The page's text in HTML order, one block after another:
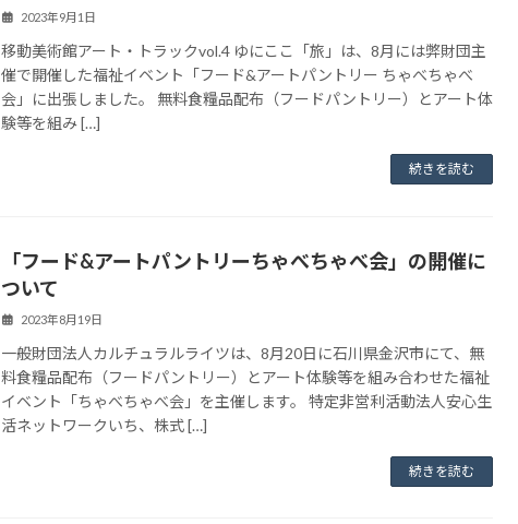
2023年9月1日
移動美術館アート・トラックvol.4 ゆにここ「旅」は、8月には弊財団主
催で開催した福祉イベント「フード&アートパントリー ちゃべちゃべ
会」に出張しました。 無料食糧品配布（フードパントリー）とアート体
験等を組み […]
続きを読む
「フード&アートパントリーちゃべちゃべ会」の開催に
ついて
2023年8月19日
一般財団法人カルチュラルライツは、8月20日に石川県金沢市にて、無
料食糧品配布（フードパントリー）とアート体験等を組み合わせた福祉
イベント「ちゃべちゃべ会」を主催します。 特定非営利活動法人安心生
活ネットワークいち、株式 […]
続きを読む